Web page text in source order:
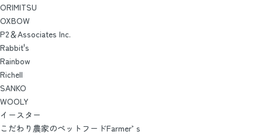
ORIMITSU
OXBOW
P2＆Associates Inc.
Rabbit's
Rainbow
Richell
SANKO
WOOLY
イースター
こだわり農家のペットフードFarmer’ｓ